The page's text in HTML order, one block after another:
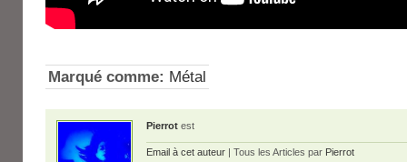
Marqué comme: Métal
Pierrot est
Email à cet auteur | Tous les Articles par Pierrot